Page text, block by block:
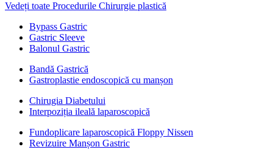
Vedeți toate Procedurile Chirurgie plastică
Bypass Gastric
Gastric Sleeve
Balonul Gastric
Bandă Gastrică
Gastroplastie endoscopică cu manșon
Chirugia Diabetului
Interpoziția ileală laparoscopică
Fundoplicare laparoscopică Floppy Nissen
Revizuire Manșon Gastric